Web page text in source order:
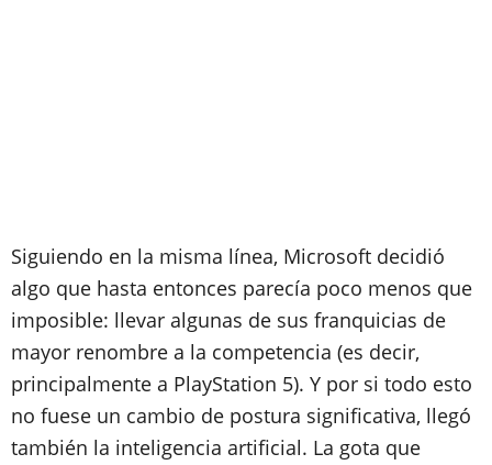
Siguiendo en la misma línea, Microsoft decidió
algo que hasta entonces parecía poco menos que
imposible: llevar algunas de sus franquicias de
mayor renombre a la competencia (es decir,
principalmente a PlayStation 5). Y por si todo esto
no fuese un cambio de postura significativa, llegó
también la inteligencia artificial. La gota que